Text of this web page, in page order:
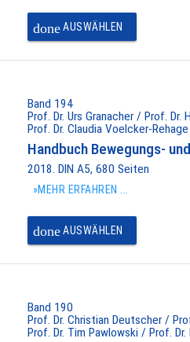
doneAUSWÄHLEN
Band 194
Prof. Dr. Urs Granacher / Prof. Dr.
Prof. Dr. Claudia Voelcker-
Handbuch Bewegungs-
2018. DIN A5, 680 Seiten
»MEHR ERFAHREN ...
doneAUSWÄHLEN
Band 190
Prof. Dr. Christian Deutscher /
Prof. Dr. Tim Pawlowski / Prof.